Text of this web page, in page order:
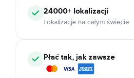
24000+ lokalizacji
Lokalizacje na całym świecie
Płać tak, jak zawsze